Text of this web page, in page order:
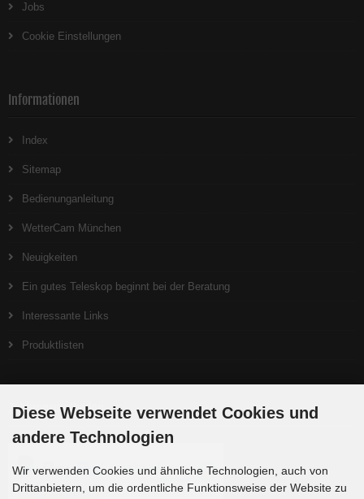
Jobs
Cookie Einstellungen
Informationen
Index
Sitemap
Bedienunganleitung
WetterCam München
Neuigkeiten
Ein gutes Teleskop beginnt bei der Beratung
Interessante Links
Produktlisten
Zahlungsmethoden
Diese Webseite verwendet Cookies und
andere Technologien
Wir verwenden Cookies und ähnliche Technologien, auch von
Drittanbietern, um die ordentliche Funktionsweise der Website zu